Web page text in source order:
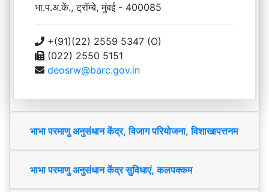
भा.प.अ.कें., ट्रॉम्बे, मुंबई - 400085
+(91)(22) 2559 5347 (O)
(022) 2550 5151
deosrw@barc.gov.in
भाभा परमाणु अनुसंधान केंद्र, विजाग परियोजना, विशाखापत्तनम
भाभा परमाणु अनुसंधान केंद्र सुविधाएं, कलपक्कम